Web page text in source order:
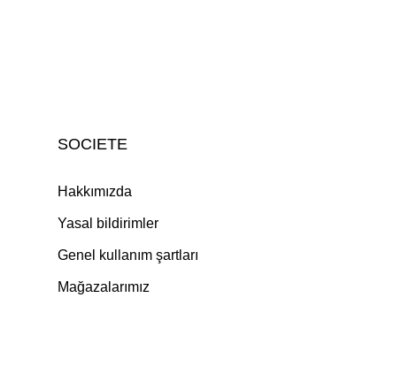
SOCIETE
Hakkımızda
Yasal bildirimler
Genel kullanım şartları
Mağazalarımız